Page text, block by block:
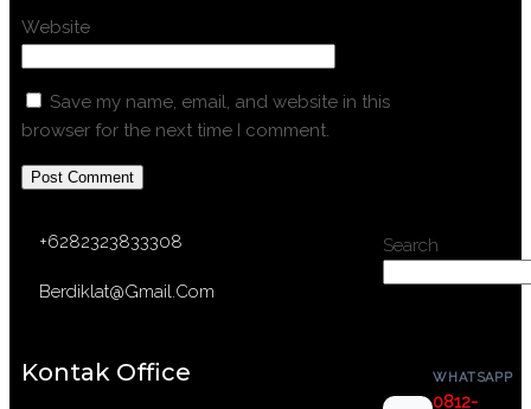
Website
Save my name, email, and website in this
browser for the next time I comment.
Search
WHATSAPP
0812-
+6282323833308
Berdiklat@gmail.com
Kontak Office